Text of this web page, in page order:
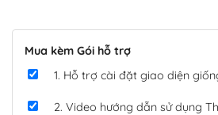
Mua kèm Gói hỗ trợ
1. Hỗ trợ cài đặt giao diện
2. Video hướng dẫn sử dụng